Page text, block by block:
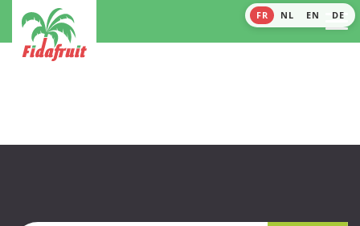
FR NL EN DE